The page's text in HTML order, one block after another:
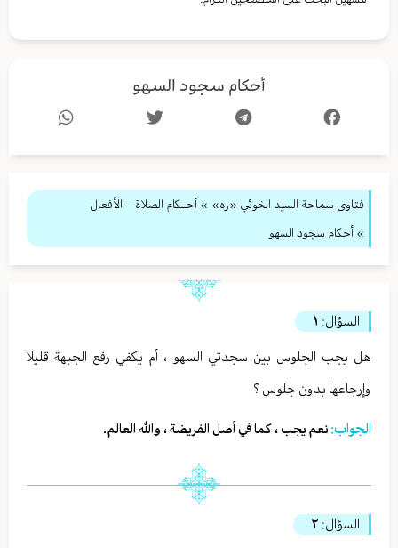
أحكام سجود السهو
فتاوى سماحة السيد الخوئي «ره» » أحــكام الصلاة – الأفعال
» أحكام سجود السهو
السؤال: ١
هل يجب الجلوس بين سجدتي السهو ، أم يكفي رفع الجبهة قليلا
وإرجاعها بدون جلوس ؟
الجواب: نعم يجب ، كما في أصل الفريضة ، والله العالم.
السؤال: ٢